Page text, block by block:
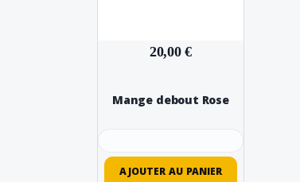
20,00 €
Mange debout Rose
AJOUTER AU PANIER